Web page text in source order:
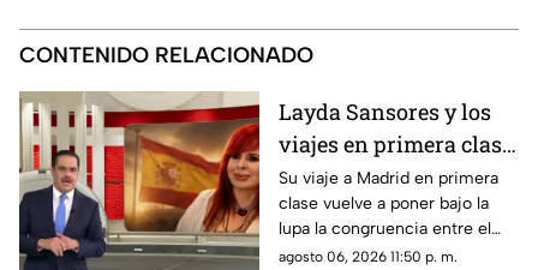
CONTENIDO RELACIONADO
Layda Sansores y los
viajes en primera clase
que reavivan el debate
sobre la austeridad
Su viaje a Madrid en primera
clase vuelve a poner bajo la
lupa la congruencia entre el
discurso de austeridad
agosto 06, 2026 11:50 p. m.